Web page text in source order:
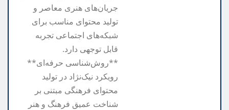
جریان‌های هنری معاصر و
تولید محتوای مناسب برای
شبکه‌های اجتماعی تجربه
قابل توجهی دارد.
**روش‌شناسی حرفه‌ای**
رویکرد نیک‌نژاد در تولید
محتوای فرهنگی مبتنی بر
شناخت عمیق فرهنگ و هنر